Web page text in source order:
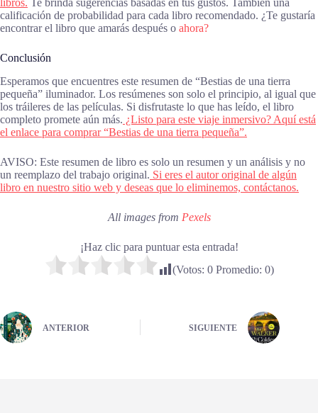
calificación de probabilidad para cada libro recomendado. ¿Te gustaría
encontrar el libro que amarás después o ahora?
Conclusión
Esperamos que encuentres este resumen de “Bestias de una tierra
pequeña” iluminador. Los resúmenes son solo el principio, al igual que
los tráileres de las películas. Si disfrutaste lo que has leído, el libro
completo promete aún más. ¿Listo para este viaje inmersivo? Aquí está
el enlace para comprar “Bestias de una tierra pequeña”.
AVISO: Este resumen de libro es solo un resumen y un análisis y no
un reemplazo del trabajo original. Si eres el autor original de algún
libro en nuestro sitio web y deseas que lo eliminemos, contáctanos.
All images from Pexels
¡Haz clic para puntuar esta entrada!
(Votos: 0Promedio: 0)
ANTERIOR SIGUIENTE